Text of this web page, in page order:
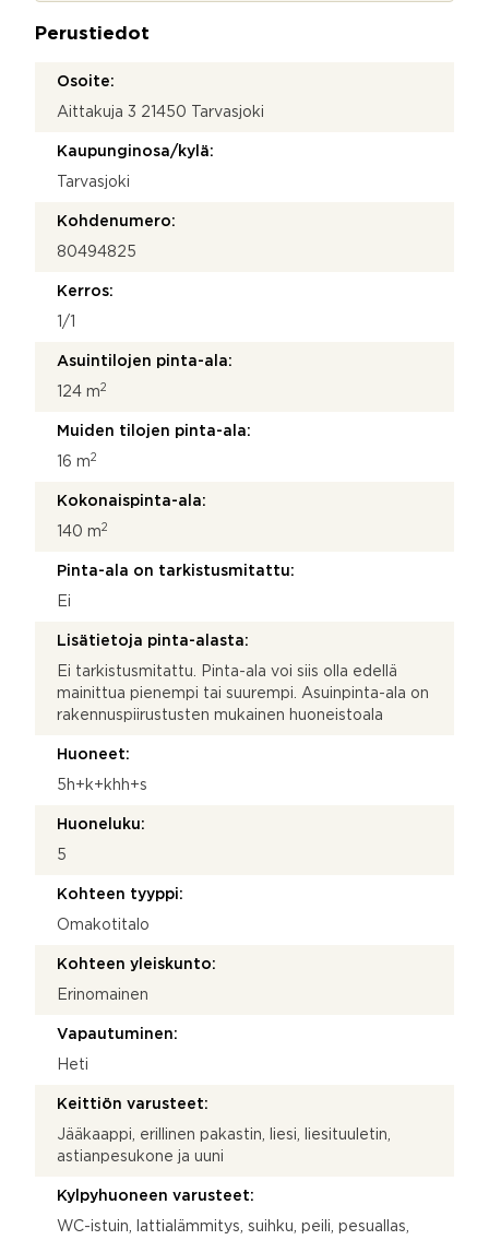
*
Perustiedot
Osoite:
Aittakuja 3 21450 Tarvasjoki
Kaupunginosa/kylä:
Tarvasjoki
Kohdenumero:
80494825
Kerros:
1/1
Asuintilojen pinta-ala:
124 m2
Muiden tilojen pinta-ala:
16 m2
Kokonaispinta-ala:
140 m2
Pinta-ala on tarkistusmitattu:
Ei
Lisätietoja pinta-alasta:
Ei tarkistusmitattu. Pinta-ala voi siis olla edellä
mainittua pienempi tai suurempi. Asuinpinta-ala on
rakennuspiirustusten mukainen huoneistoala
Huoneet:
5h+k+khh+s
Huoneluku:
5
Kohteen tyyppi:
Omakotitalo
Kohteen yleiskunto:
Erinomainen
Vapautuminen:
Heti
Keittiön varusteet:
Jääkaappi, erillinen pakastin, liesi, liesituuletin,
astianpesukone ja uuni
Kylpyhuoneen varusteet:
WC-istuin, lattialämmitys, suihku, peili, pesuallas,